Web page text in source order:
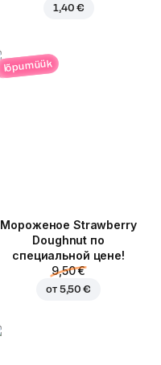
1,40 €
lõpumüük
Мороженое Strawberry
Doughnut по
специальной цене!
9,50 €
от 5,50 €